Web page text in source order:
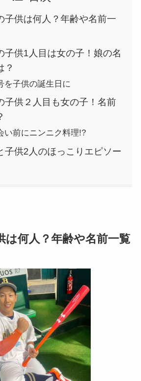
子供は何人？年齢や名前一
子供1人目は女の子！娘の名
？
を子供の誕生日に
子供２人目も女の子！名前
い前にニンニク料理!?
子供2人のほっこりエピソー
は何人？年齢や名前一覧